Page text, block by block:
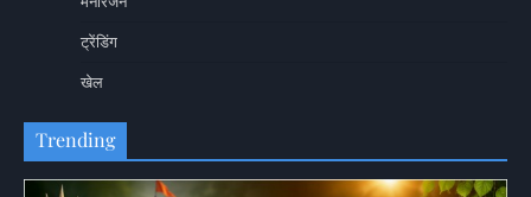
ट्रेंडिंग
खेल
Trending